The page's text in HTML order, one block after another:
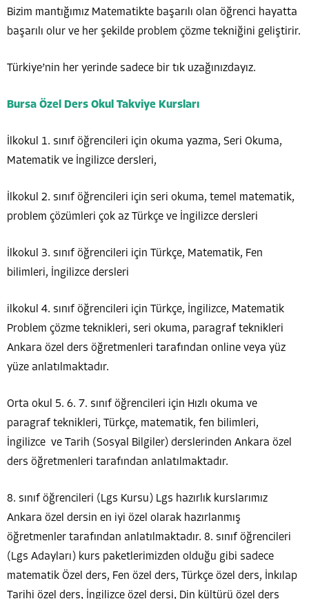
Bizim mantığımız Matematikte başarılı olan öğrenci hayatta
başarılı olur ve her şekilde problem çözme tekniğini geliştirir.
Türkiye’nin her yerinde sadece bir tık uzağınızdayız.
Bursa Özel Ders Okul Takviye Kursları
İlkokul 1. sınıf öğrencileri için okuma yazma, Seri Okuma,
Matematik ve İngilizce dersleri,
İlkokul 2. sınıf öğrencileri için seri okuma, temel matematik,
problem çözümleri çok az Türkçe ve İngilizce dersleri
İlkokul 3. sınıf öğrencileri için Türkçe, Matematik, Fen
bilimleri, İngilizce dersleri
ilkokul 4. sınıf öğrencileri için Türkçe, İngilizce, Matematik
Problem çözme teknikleri, seri okuma, paragraf teknikleri
Ankara özel ders öğretmenleri tarafından online veya yüz
yüze anlatılmaktadır.
Orta okul 5. 6. 7. sınıf öğrencileri için Hızlı okuma ve
paragraf teknikleri, Türkçe, matematik, fen bilimleri,
İngilizce ve Tarih (Sosyal Bilgiler) derslerinden Ankara özel
ders öğretmenleri tarafından anlatılmaktadır.
8. sınıf öğrencileri (Lgs Kursu) Lgs hazırlık kurslarımız
Ankara özel dersin en iyi özel olarak hazırlanmış
öğretmenler tarafından anlatılmaktadır. 8. sınıf öğrencileri
(Lgs Adayları) kurs paketlerimizden olduğu gibi sadece
matematik Özel ders, Fen özel ders, Türkçe özel ders, İnkılap
Tarihi özel ders, İngilizce özel dersi, Din kültürü özel ders